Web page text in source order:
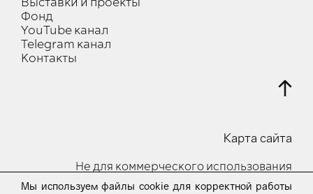
Фонд
YouTube канал
Telegram канал
Контакты
Карта сайта
Не для коммерческого использования
Мы используем файлы cookie для корректной работы